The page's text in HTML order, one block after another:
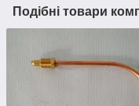
Подібні товари